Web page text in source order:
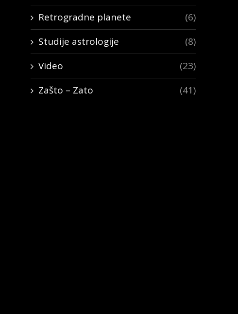
Retrogradne planete
(6)
Studije astrologije
(8)
Video
(23)
Zašto – Zato
(41)